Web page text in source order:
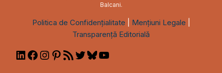
Balcani.
Politica de Confidențialitate Mențiuni Legale
Transparență Editorială
LinkedIn
Facebook
Instagram
Pinterest
RSSTwitterBluesky